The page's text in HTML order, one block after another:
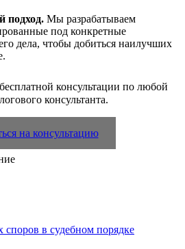
подход. Мы разрабатываем
под конкретные
дела, чтобы добиться наилучших
консультации по любой
консультанта.
на консультацию